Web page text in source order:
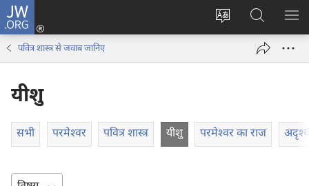
JW.ORG
वेबसाइट
लॉग-
इन
JW.ORG
पर
खोजें
मैन्यू
पवित्र शास्त्र से जवाब जानिए
यीशु
सभी परमेश्‍वर पवित्र शास्त्र यीशु परमेश्‍वर का राज